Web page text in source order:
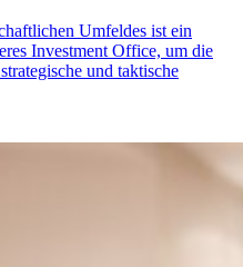
Umfeldes ist ein
Investment Office, um die
und taktische